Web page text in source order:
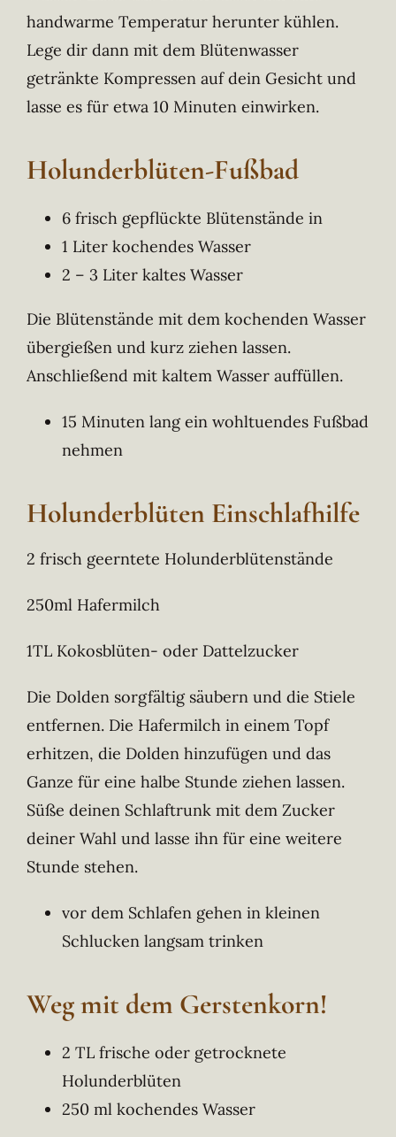
handwarme Temperatur herunter kühlen.
Lege dir dann mit dem Blütenwasser
getränkte Kompressen auf dein Gesicht und
lasse es für etwa 10 Minuten einwirken.
Holunderblüten-Fußbad
6 frisch gepflückte Blütenstände in
1 Liter kochendes Wasser
2 – 3 Liter kaltes Wasser
Die Blütenstände mit dem kochenden Wasser
übergießen und kurz ziehen lassen.
Anschließend mit kaltem Wasser auffüllen.
15 Minuten lang ein wohltuendes Fußbad
nehmen
Holunderblüten Einschlafhilfe
2 frisch geerntete Holunderblütenstände
250ml Hafermilch
1TL Kokosblüten- oder Dattelzucker
Die Dolden sorgfältig säubern und die Stiele
entfernen. Die Hafermilch in einem Topf
erhitzen, die Dolden hinzufügen und das
Ganze für eine halbe Stunde ziehen lassen.
Süße deinen Schlaftrunk mit dem Zucker
deiner Wahl und lasse ihn für eine weitere
Stunde stehen.
vor dem Schlafen gehen in kleinen
Schlucken langsam trinken
Weg mit dem Gerstenkorn!
2 TL frische oder getrocknete
Holunderblüten
250 ml kochendes Wasser